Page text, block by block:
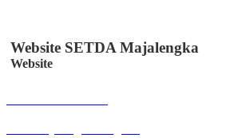
Website SETDA Majalengka
Website